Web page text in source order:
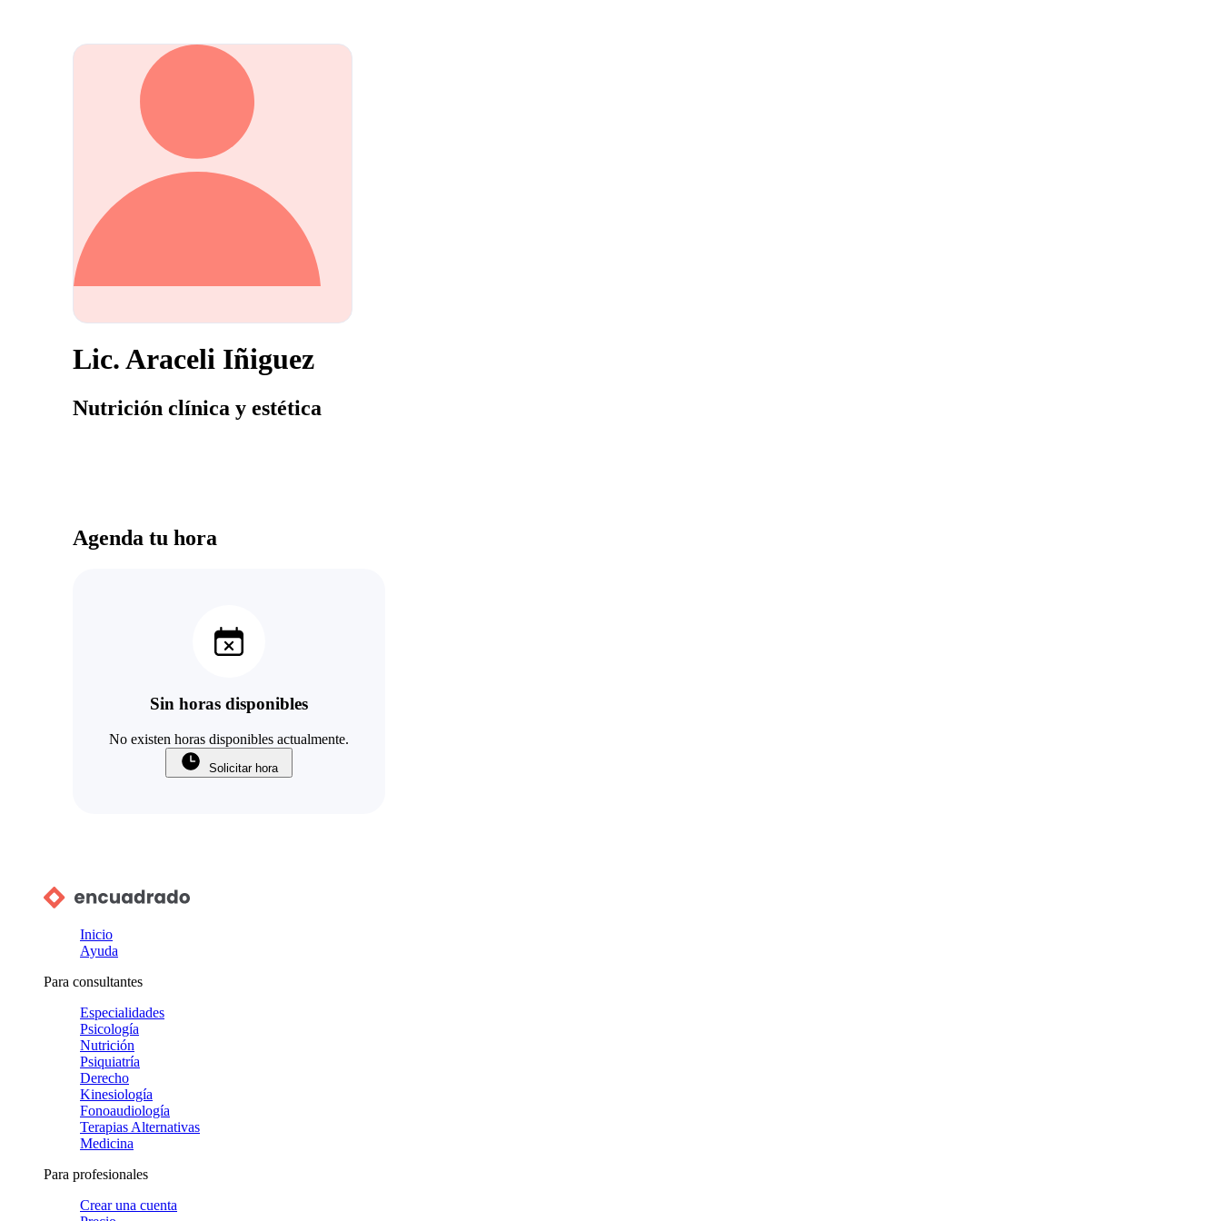
Lic. Araceli Iñiguez
Nutrición clínica y estética
Agenda tu hora
Sin horas disponibles
No existen horas disponibles actualmente.
Solicitar hora
Inicio
Ayuda
Para consultantes
Especialidades
Psicología
Nutrición
Psiquiatría
Derecho
Kinesiología
Fonoaudiología
Terapias Alternativas
Medicina
Para profesionales
Crear una cuenta